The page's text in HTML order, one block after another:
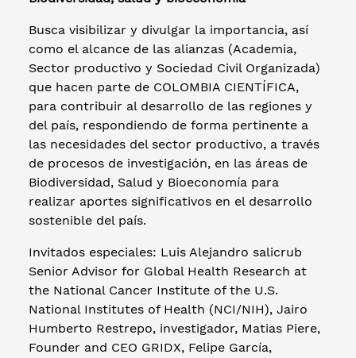
Busca visibilizar y divulgar la importancia, así
como el alcance de las alianzas (Academia,
Sector productivo y Sociedad Civil Organizada)
que hacen parte de COLOMBIA CIENTÍFICA,
para contribuir al desarrollo de las regiones y
del país, respondiendo de forma pertinente a
las necesidades del sector productivo, a través
de procesos de investigación, en las áreas de
Biodiversidad, Salud y Bioeconomía para
realizar aportes significativos en el desarrollo
sostenible del país.
Invitados especiales: Luis Alejandro salicrub
Senior Advisor for Global Health Research at
the National Cancer Institute of the U.S.
National Institutes of Health (NCI/NIH), Jairo
Humberto Restrepo, investigador, Matias Piere,
Founder and CEO GRIDX, Felipe García,